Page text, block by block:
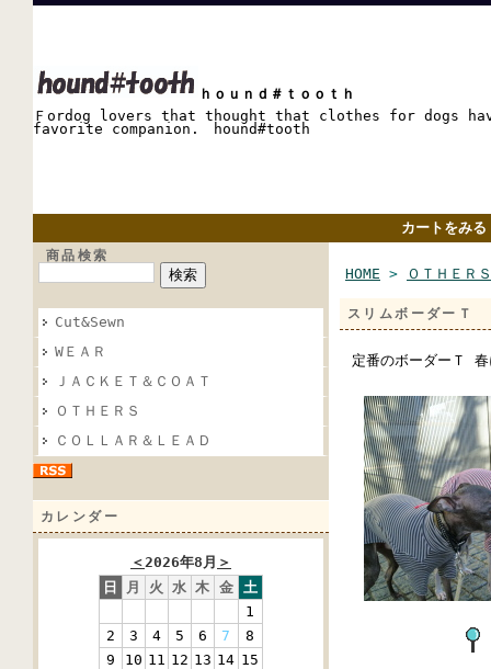
ｈｏｕｎｄ＃ｔｏｏｔｈ
Ｆordog lovers that thought that clothes for dogs
favorite companion. hound#tooth
カートをみる
商品検索
Cut&Sewn
WＥＡＲ
ＪＡＣＫＥＴ＆ＣＯＡＴ
ＯＴＨＥＲＳ
ＣＯＬＬＡＲ＆ＬＥＡＤ
カレンダー
＜2026年8月 ＞
日
月 火 水 木 金 土
1
2
3 4 5 6 7
8
9
10 11 12 13 14 15
HOME > ＯＴＨＥＲＳ
スリムボーダーＴ
定番のボーダーＴ